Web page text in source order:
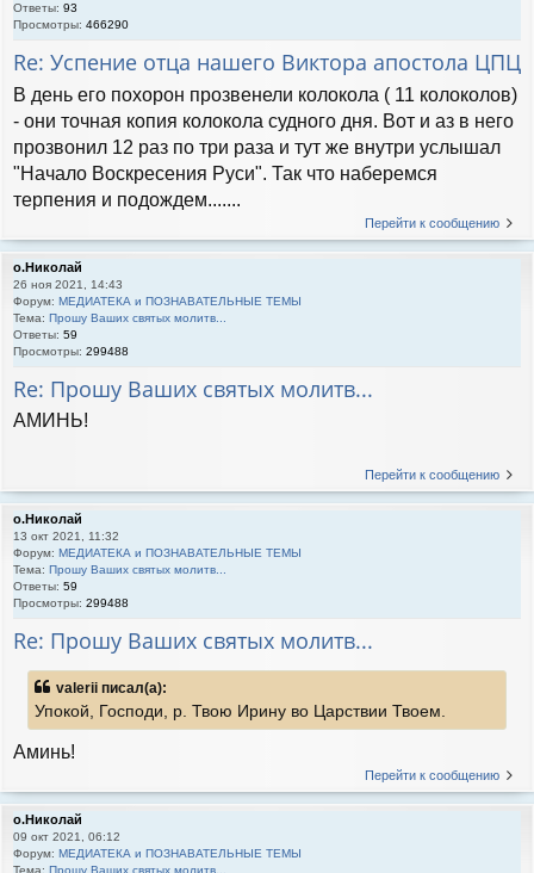
Ответы: 93
Просмотры: 466290
Re: Успение отца нашего Виктора апостола ЦПЦ
В день его похорон прозвенели колокола ( 11 колоколов)
- они точная копия колокола судного дня. Вот и аз в него
прозвонил 12 раз по три раза и тут же внутри услышал
"Начало Воскресения Руси". Так что наберемся
терпения и подождем.......
Перейти к сообщению
о.Николай
26 ноя 2021, 14:43
Форум: МЕДИАТЕКА и ПОЗНАВАТЕЛЬНЫЕ ТЕМЫ
Тема: Прошу Ваших святых молитв...
Ответы: 59
Просмотры: 299488
Re: Прошу Ваших святых молитв...
АМИНЬ!
Перейти к сообщению
о.Николай
13 окт 2021, 11:32
Форум: МЕДИАТЕКА и ПОЗНАВАТЕЛЬНЫЕ ТЕМЫ
Тема: Прошу Ваших святых молитв...
Ответы: 59
Просмотры: 299488
Re: Прошу Ваших святых молитв...
valerii писал(а):
Упокой, Господи, р. Твою Ирину во Царствии Твоем.
Аминь!
Перейти к сообщению
о.Николай
09 окт 2021, 06:12
Форум: МЕДИАТЕКА и ПОЗНАВАТЕЛЬНЫЕ ТЕМЫ
Тема: Прошу Ваших святых молитв...